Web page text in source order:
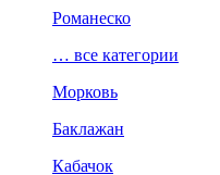
Романеско
… все категории
Морковь
Баклажан
Кабачок